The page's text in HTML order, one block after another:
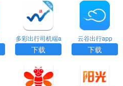
多彩出行司机端a
pp
下载
云谷出行app
下载